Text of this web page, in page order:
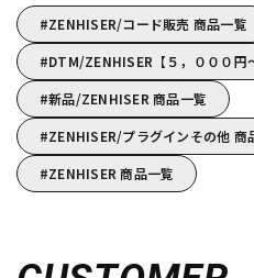
ZENHISER/コード販売 商品一覧
DTM/ZENHISER【５，０００円
新品/ZENHISER 商品一覧
ZENHISER/プラグインその他 商
ZENHISER 商品一覧